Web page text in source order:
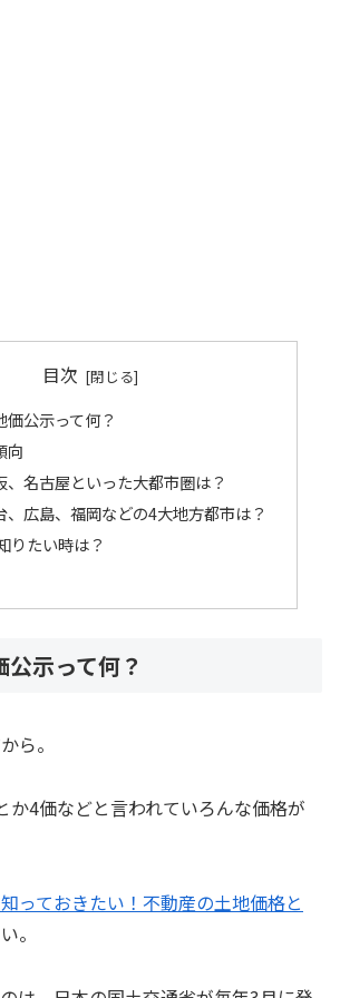
目次
価公示って何？
向
、名古屋といった大都市圏は？
、広島、福岡などの4大地方都市は？
りたい時は？
示って何？
ら。
か4価などと言われていろんな価格が
っておきたい！不動産の土地価格と
。